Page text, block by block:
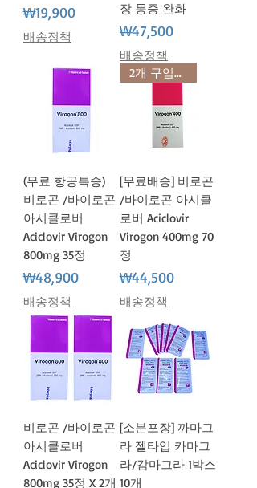
가격
₩19,900
배송정책
장 통증 완화
가격
₩47,500
배송정책
(무료 항공특송)
비로곤 /바이로곤
아시클로버
Aciclovir Virogon
800mg 35정
가격
₩48,900
배송정책
2개 구입시 사은품
[무료배송] 비로곤
/바이로곤 아시클
로버 Aciclovir
Virogon 400mg 70
정
가격
₩44,500
배송정책
비로곤 /바이로곤
아시클로버
Aciclovir Virogon
800mg 35정 X 2개
[소분포장] 까마그
라 젤타입 카마그
라/감마그라 1박스
10개